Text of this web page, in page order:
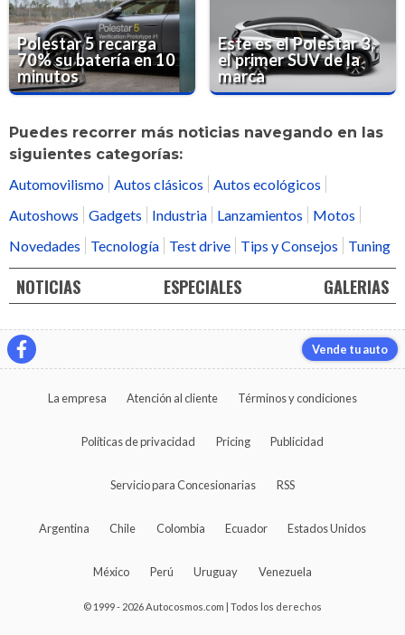
Polestar 5 recarga
70% su batería en 10
minutos
Este es el Polestar 3,
el primer SUV de la
marca
Puedes recorrer más noticias navegando en las
siguientes categorías:
Automovilismo Autos clásicos
Autos ecológicos
Autoshows
Gadgets Industria Lanzamientos
Motos
Novedades
Tecnología Test drive Tips y Consejos Tuning
NOTICIAS ESPECIALES GALERIAS
Vende tu auto
La empresa Atención al cliente Términos y condiciones
Políticas de privacidad Pricing Publicidad
Servicio para Concesionarias RSS
Argentina Chile Colombia Ecuador Estados Unidos
México Perú Uruguay Venezuela
© 1999 - 2026 Autocosmos.com | Todos los derechos